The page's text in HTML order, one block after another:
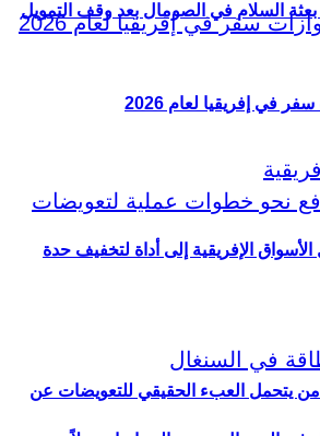
السلام في الصومال بعد وقف التمويل
يتحمل العبء الحقيقي للتعويضات عن
الإفريقية إلى أداة لتخفيف حدة